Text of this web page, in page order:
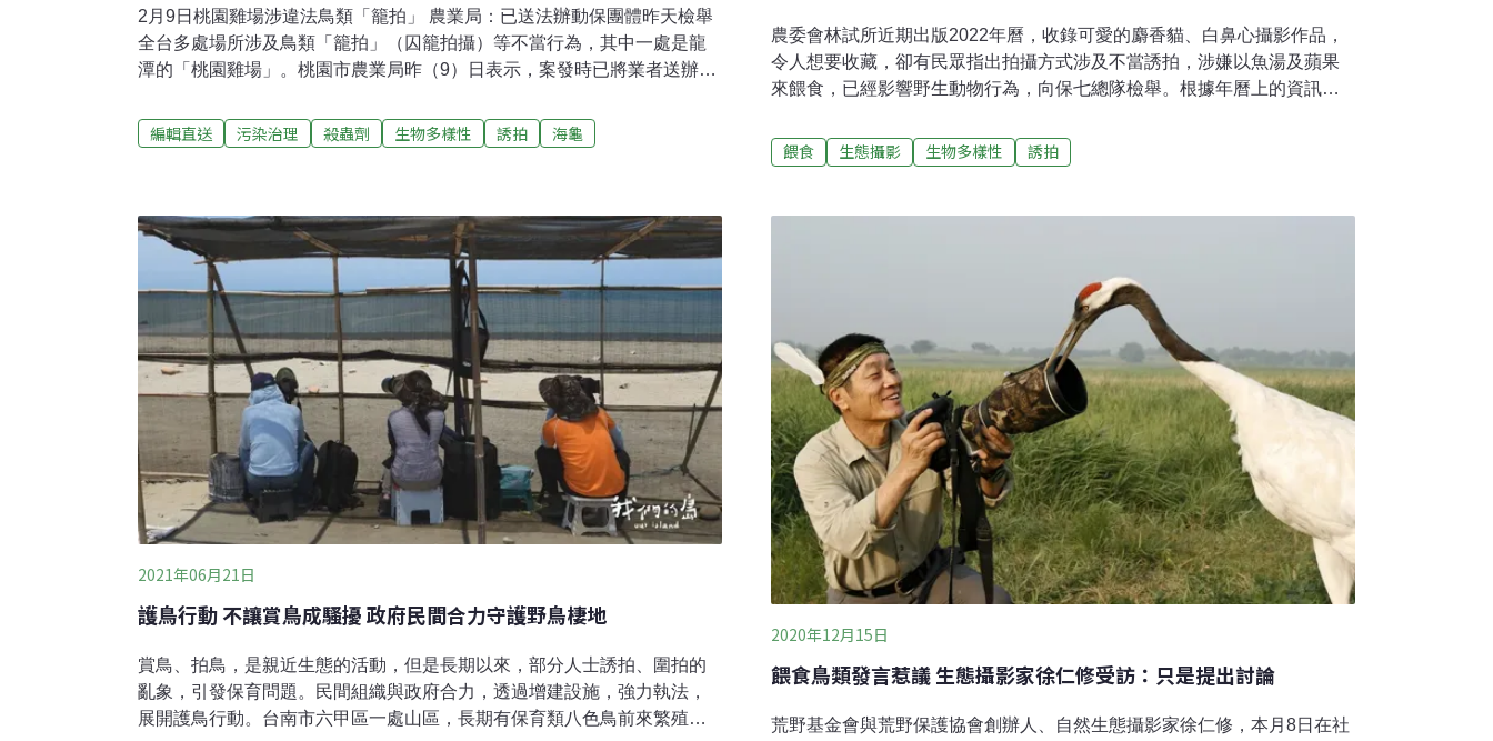
2月9日桃園雞場涉違法鳥類「籠拍」 農業局：已送法辦動保團體昨天檢舉
全台多處場所涉及鳥類「籠拍」（囚籠拍攝）等不當行為，其中一處是龍
潭的「桃園雞場」。桃園市農業局昨（9）日表示，案發時已將業者送辦，
立法院中興大樓共同召開記者會，檢舉位於桃園、新竹、台中及南投等地
有多處不當「拍鳥」場所，涉及鳥類「籠拍」（將鳥類囚禁在特定空間內
電機組擴增電能綠島觀光業蓬勃，旅遊旺季用電需求大增，台電將投資3.7
億元汰換達使用年限的2個發電機組，可增加2000kW發電量，滿足未來五
年用電需求。
編輯直送 污染治理 殺蟲劑 生物多樣性 誘拍 海龜
農委會林試所近期出版2022年曆，收錄可愛的麝香貓、白鼻心攝影作品，
令人想要收藏，卻有民眾指出拍攝方式涉及不當誘拍，涉嫌以魚湯及蘋果
來餵食，已經影響野生動物行為，向保七總隊檢舉。根據年曆上的資訊，
公家機關疑似做出不良示範，林試所所長曾彥學表示，將進一步向劉姓組
長了解事情原委，未來在出版品的把關上也會更謹慎。曾彥學並藉此呼籲
片 遭民眾檢舉年底將至，各機關行號紛紛推出2022年曆，林試所近期出版
關心生態的民眾指出，照片是在福山植物園以誘拍方式拍攝，並向保七總
隊檢舉。檢舉民眾指出，目前有充分的證據掌握，拍攝者是利用魚湯及切
成小塊的蘋果進行誘拍。關心生態的檢舉民眾向環境資訊中心表示，這些
都不是野生動物平常會接
餵食 生態攝影 生物多樣性 誘拍
2021年06月21日
護鳥行動 不讓賞鳥成騷擾 政府民間合力守護野鳥棲地
賞鳥、拍鳥，是親近生態的活動，但是長期以來，部分人士誘拍、圍拍的
亂象，引發保育問題。民間組織與政府合力，透過增建設施，強力執法，
展開護鳥行動。台南市六甲區一處山區，長期有保育類八色鳥前來繁殖，
2020年12月15日
餵食鳥類發言惹議 生態攝影家徐仁修受訪：只是提出討論
荒野基金會與荒野保護協會創辦人、自然生態攝影家徐仁修，本月8日在社